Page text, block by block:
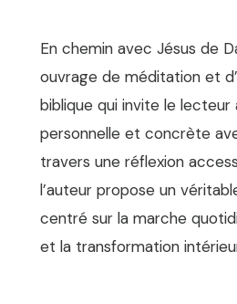
En chemin avec Jésus de
ouvrage de méditation et
biblique qui invite le lecteur
personnelle et concrète
travers une réflexion
l’auteur propose un
centré sur la marche
et la transformation